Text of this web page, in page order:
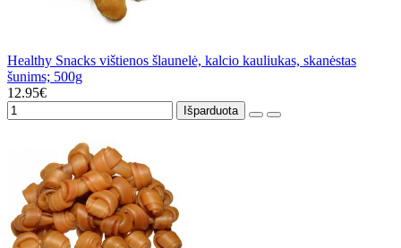
Healthy Snacks vištienos šlaunelė, kalcio kauliukas, skanėstas
šunims; 500g
12.95€
Išparduota